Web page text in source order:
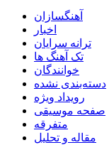
آهنگسازان
اخبار
ترانه سرایان
تک آهنگ ها
خوانندگان
دسته‌بندی نشده
رویداد ویژه
صفحه موسیقی
متفرقه
مقاله و تحلیل